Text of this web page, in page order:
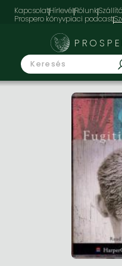
KapcsolatHírlevélRólunk
Prospero könyvpiaci podcast